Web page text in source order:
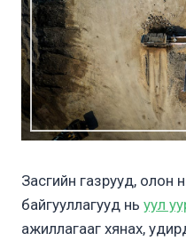
Засгийн газрууд, олон
байгууллагууд нь уул
ажиллагааг хянах,